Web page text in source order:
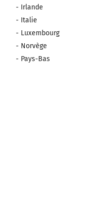
- Irlande
- Italie
- Luxembourg
- Norvège
- Pays-Bas